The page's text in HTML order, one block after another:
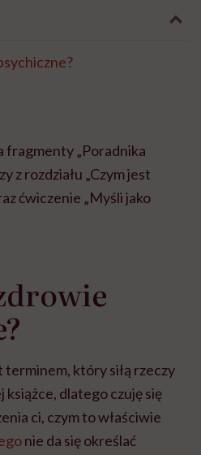
fragmenty „Poradnika
z rozdziału „Czym jest
ćwiczenie „Myśli jako
który siłą rzeczy
książce, dlatego czuję się
ci, czym to właściwie
nie da się określać